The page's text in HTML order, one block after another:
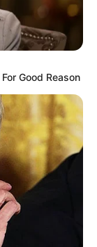
Good Reason